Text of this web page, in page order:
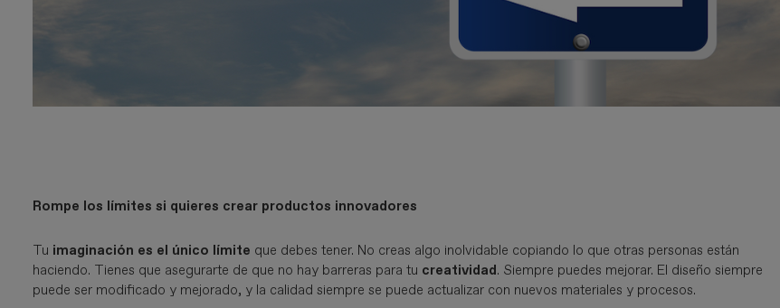
Rompe los límites si quieres crear productos innovadores
Tu imaginación es el único límite que debes tener. No creas algo inolvidable copiando lo que otras personas están
haciendo. Tienes que asegurarte de que no hay barreras para tu creatividad. Siempre puedes mejorar. El diseño siempre
puede ser modificado y mejorado, y la calidad siempre se puede actualizar con nuevos materiales y procesos.